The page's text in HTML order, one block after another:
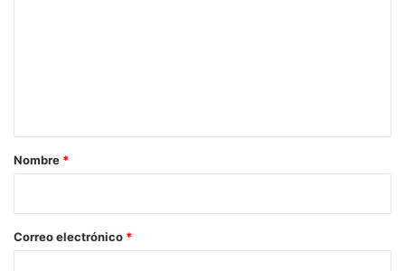
r
*
Nombre *
Correo electrónico *